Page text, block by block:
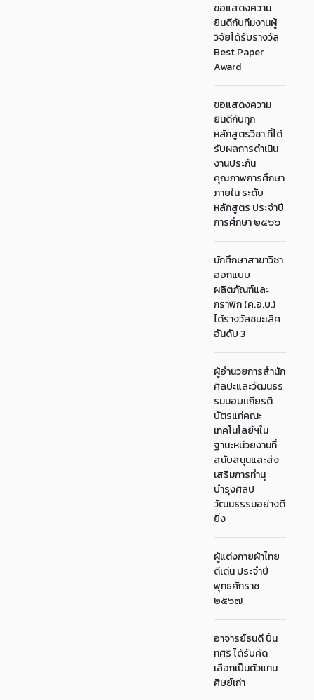
ขอแสดงความ
ยินดีกับทีมงานผู้
วิจัยได้รับรางวัล
Best Paper
Award
ขอแสดงความ
ยินดีกับทุก
หลักสูตรวิชา ที่ได้
รับผลการดำเนิน
งานประกัน
คุณภาพการศึกษา
ภายใน ระดับ
หลักสูตร ประจำปี
การศึกษา ๒๕๖๖
นักศึกษาสาขาวิชา
ออกแบบ
ผลิตภัณฑ์และ
กราฟิก (ค.อ.บ.)
ได้รางวัลชนะเลิศ
อันดับ 3
ผู้อำนวยการสำนัก
ศิลปะและวัฒนธร
รมมอบเเกียรติ
บัตรแก่คณะ
เทคโนโลยีฯใน
ฐานะหน่วยงานที่
สนับสนุนและส่ง
เสริมการทำนุ
บำรุงศิลป
วัฒนธรรมอย่างดี
ยิ่ง
ผู้แต่งกายผ้าไทย
ดีเด่น ประจำปี
พุทธศักราช
๒๕๖๗
อาจารย์ธนดี ปิ่น
ทศิริ ได้รับคัด
เลือกเป็นตัวแทน
ศิษย์เก่า